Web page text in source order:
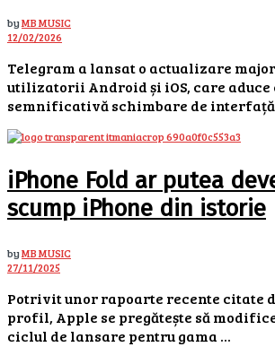
byMB MUSIC
12/02/2026
Telegram a lansat o actualizare
utilizatorii Android și iOS, care aduce
semnificativă schimbare de interfață
iPhone Fold ar putea
scump iPhone din istorie
byMB MUSIC
27/11/2025
Potrivit unor rapoarte recente citate
profil, Apple se pregătește să
ciclul de lansare pentru gama ...